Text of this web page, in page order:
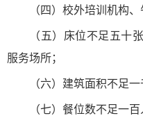
（四）校外培训机构
（五）床位不足五十
服务场所；
（六）建筑面积不足
（七）餐位数不足一百